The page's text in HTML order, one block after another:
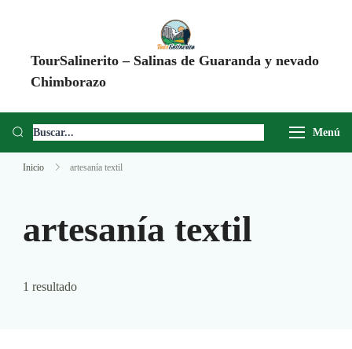
TourSalinerito – Salinas de Guaranda y nevado
Chimborazo
Chimborazo, Minas de Sal, Quesera El Salinerito, Chocolates El
Menú
Inicio artesanía textil
artesanía textil
1 resultado